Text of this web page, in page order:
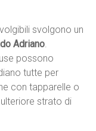
svolgono un
Adriano.
possono
tutte per
con tapparelle o
strato di